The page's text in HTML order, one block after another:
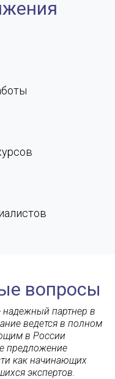
вопросы
партнер в
ведется в полном
в России
предложение
как начинающих
экспертов.